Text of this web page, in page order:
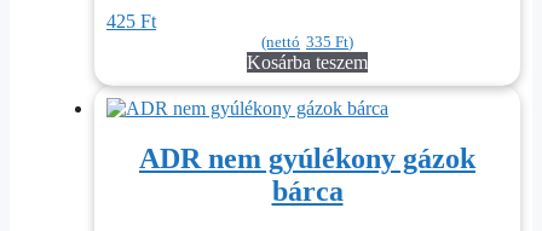
425 Ft
(nettó 335 Ft)
Kosárba teszem
ADR nem gyúlékony gázok
bárca